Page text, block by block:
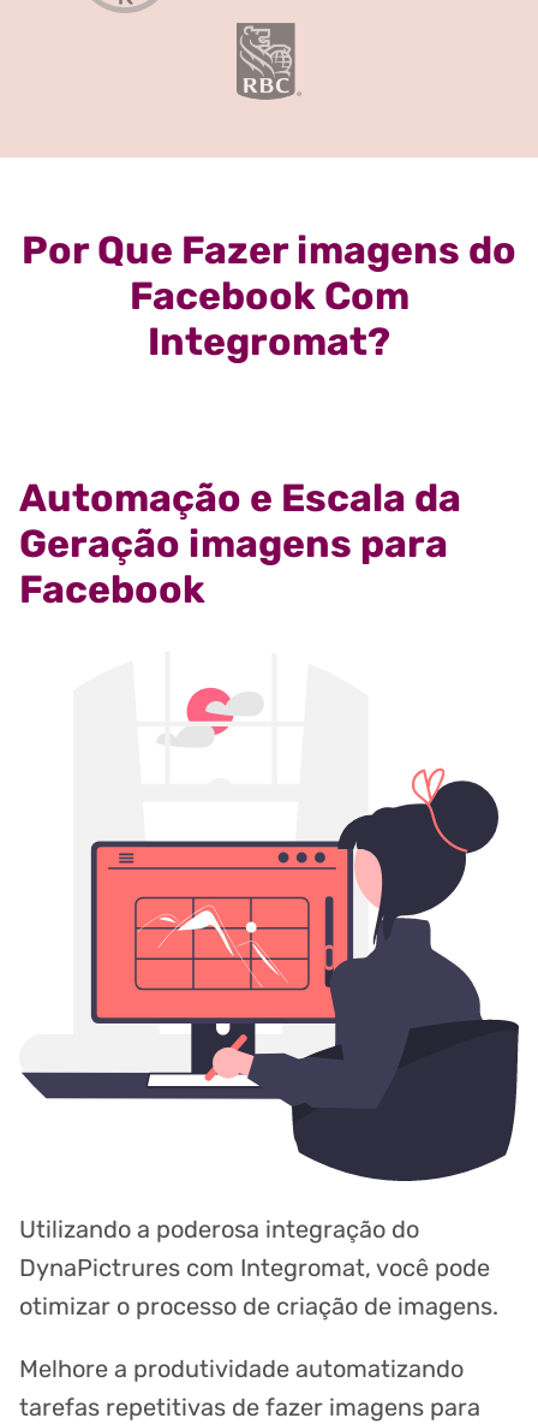
Por Que Fazer imagens do
Facebook Com
Integromat?
Automação e Escala da
Geração imagens para
Facebook
Utilizando a poderosa integração do
DynaPictrures com Integromat, você pode
otimizar o processo de criação de imagens.
Melhore a produtividade automatizando
tarefas repetitivas de fazer imagens para